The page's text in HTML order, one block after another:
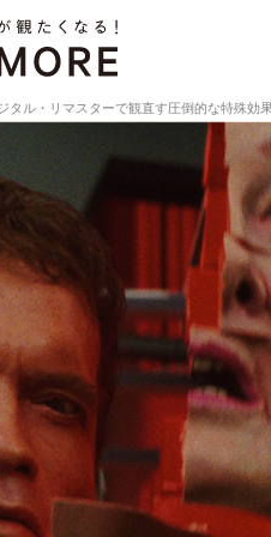
タル・リマスターで観直す圧倒的な特殊効